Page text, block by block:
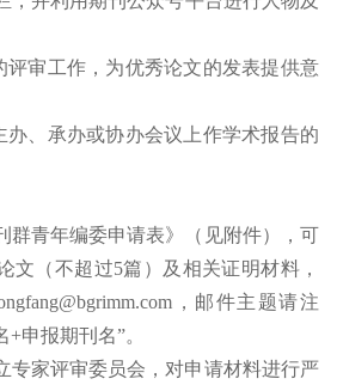
评审工作，为优秀论文的发表提供意
办、承办或协办会议上作学术报告的
群青年编委申请表》（见附件），可
文（不超过5篇）及相关证明材料，
，邮件主题请注
申报期刊名”。
专家评审委员会，对申请材料进行严